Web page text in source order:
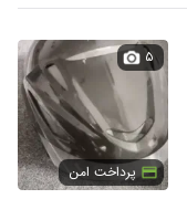
۵
پرداخت امن